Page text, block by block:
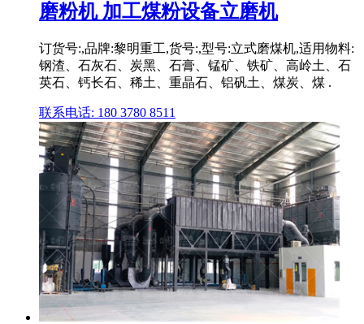
磨粉机 加工煤粉设备立磨机
订货号:,品牌:黎明重工,货号:,型号:立式磨煤机,适用物料:
钢渣、石灰石、炭黑、石膏、锰矿、铁矿、高岭土、石
英石、钙长石、稀土、重晶石、铝矾土、煤炭、煤 .
联系电话: 180 3780 8511